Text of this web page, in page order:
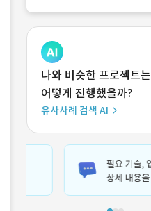
나와 비슷한 프로젝트는
어떻게 진행했을까?
유사사례 검색 AI